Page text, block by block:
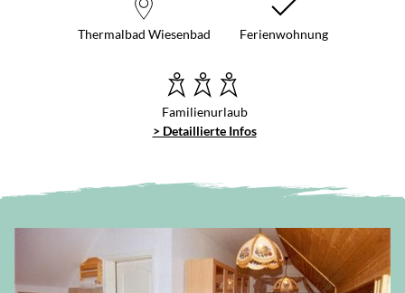
Thermalbad Wiesenbad Ferienwohnung
Familienurlaub
> Detaillierte Infos